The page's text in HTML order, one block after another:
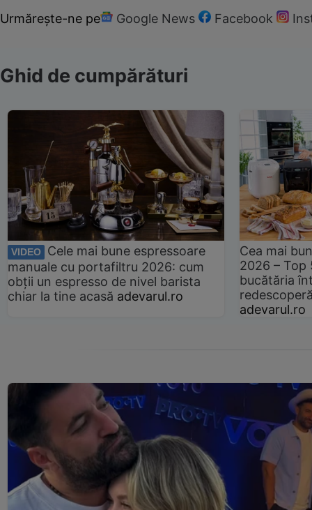
Urmărește-ne pe Google News Facebook
Ghid de cumpărături
VIDEO
Cele mai bune espressoare
manuale cu portafiltru 2026: cum
obții un espresso de nivel barista
chiar la tine acasă adevarul.ro
Cea mai
2026 –
bucătăria
adevarul.ro